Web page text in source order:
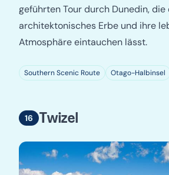
geführten Tour durch Dunedin,
architektonisches Erbe und ihre
Atmosphäre eintauchen lässt.
Southern Scenic Route Otago-Halbinsel
Twizel